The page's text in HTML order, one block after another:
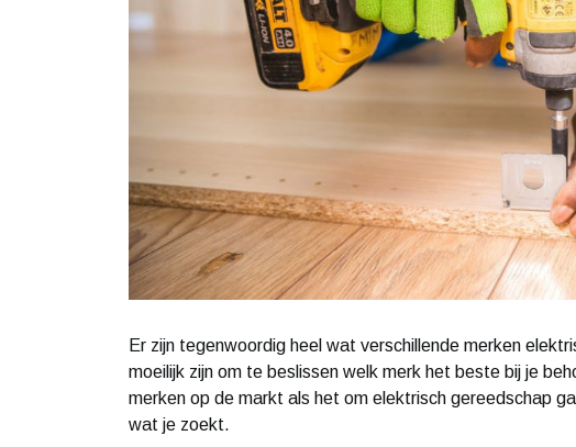
Er zijn tegenwoordig heel wat verschillende merken
moeilijk zijn om te beslissen welk merk het beste bij je
merken op de markt als het om elektrisch gereedschap
wat je zoekt.